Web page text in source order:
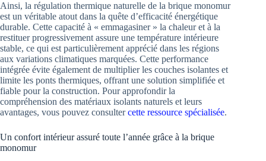
Ainsi, la régulation thermique naturelle de la brique monomur
est un véritable atout dans la quête d’efficacité énergétique
durable. Cette capacité à « emmagasiner » la chaleur et à la
restituer progressivement assure une température intérieure
stable, ce qui est particulièrement apprécié dans les régions
aux variations climatiques marquées. Cette performance
intégrée évite également de multiplier les couches isolantes et
limite les ponts thermiques, offrant une solution simplifiée et
fiable pour la construction. Pour approfondir la
compréhension des matériaux isolants naturels et leurs
avantages, vous pouvez consultercette ressource spécialisée.
Un confort intérieur assuré toute l’année grâce à la brique
monomur